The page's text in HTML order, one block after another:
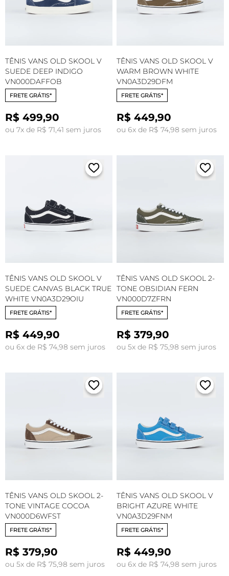
TÊNIS VANS OLD SKOOL V
SUEDE DEEP INDIGO
VN000DAFFOB
FRETE GRÁTIS*
R$ 499,90
ou 7x de R$ 71,41 sem juros
TÊNIS VANS OLD SKOOL V
WARM BROWN WHITE
VN0A3D29DFM
FRETE GRÁTIS*
R$ 449,90
ou 6x de R$ 74,98 sem juros
TÊNIS VANS OLD SKOOL V
SUEDE CANVAS BLACK TRUE
WHITE VN0A3D29OIU
FRETE GRÁTIS*
R$ 449,90
ou 6x de R$ 74,98 sem juros
TÊNIS VANS OLD SKOOL 2-
TONE OBSIDIAN FERN
VN000D7ZFRN
FRETE GRÁTIS*
R$ 379,90
ou 5x de R$ 75,98 sem juros
TÊNIS VANS OLD SKOOL 2-
TONE VINTAGE COCOA
VN000D6WFST
FRETE GRÁTIS*
R$ 379,90
ou 5x de R$ 75,98 sem juros
TÊNIS VANS OLD SKOOL V
BRIGHT AZURE WHITE
VN0A3D29FNM
FRETE GRÁTIS*
R$ 449,90
ou 6x de R$ 74,98 sem juros